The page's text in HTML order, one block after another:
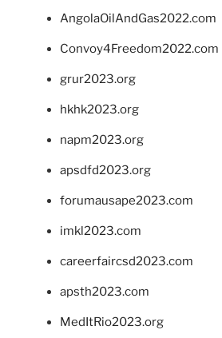
AngolaOilAndGas2022.com
Convoy4Freedom2022.com
grur2023.org
hkhk2023.org
napm2023.org
apsdfd2023.org
forumausape2023.com
imkl2023.com
careerfaircsd2023.com
apsth2023.com
MedItRio2023.org